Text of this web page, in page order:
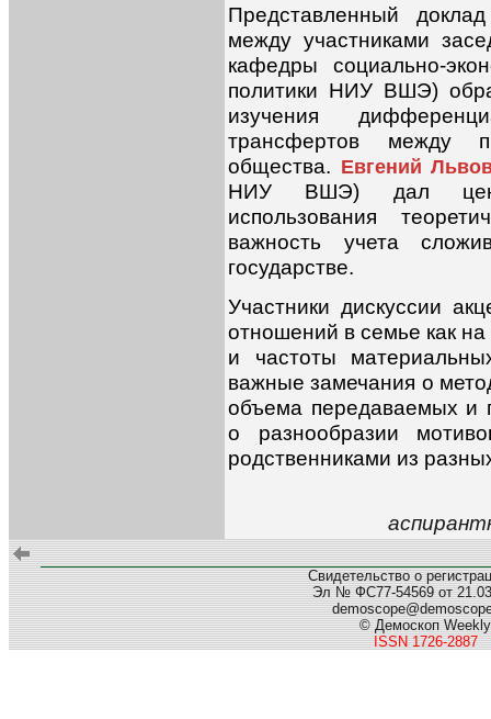
Представленный
между участниками
кафедры социально-
политики НИУ ВШЭ)
изучения
трансфертов между
общества. Евгений
НИУ ВШЭ) дал
использования
важность учета
государстве.
Участники дискуссии
отношений в семье как
и частоты
важные замечания о
объема передаваемых и
о разнообразии
родственниками из
Свидетельство о
Эл № ФС77-54569 от
© Демоскоп Weekly
ISSN 1726-2887